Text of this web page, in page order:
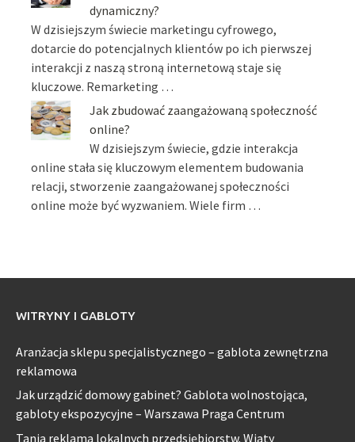
dynamiczny?
W dzisiejszym świecie marketingu cyfrowego,
dotarcie do potencjalnych klientów po ich pierwszej
interakcji z naszą stroną internetową staje się
kluczowe. Remarketing …
Jak zbudować zaangażowaną społeczność
online?
W dzisiejszym świecie, gdzie interakcja
online stała się kluczowym elementem budowania
relacji, stworzenie zaangażowanej społeczności
online może być wyzwaniem. Wiele firm …
WITRYNY I GABLOTY
Aranżacja sklepu specjalistycznego – gablota zewnętrzna
reklamowa
Jak urządzić domowy gabinet? Gablota wolnostojąca,
gabloty ekspozycyjne – Warszawa Praga Centrum
Tania reklama lokalnych przedsiębiorstw. Wiaty